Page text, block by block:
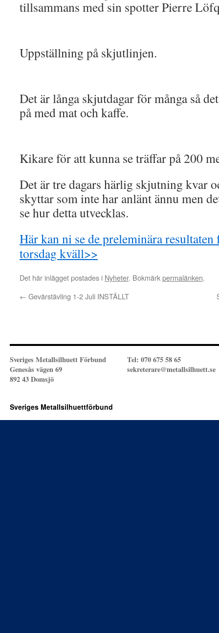
tillsammans med sin spotter Pierre
Uppställning på skjutlinjen.
Det är långa skjutdagar för många så
på med mat och kaffe.
Kikare för att kunna se träffar på 200
Det är tre dagars härlig skjutning kvar
skyttar som inte har anlänt ännu men
se hur detta utvecklas.
Här kan ni se de preleminära
torsdag kväll>>
Det här inlägget postades i Nyheter. Bokmärkpermalänken.
← Gevärstävling 1-2 Juli INSTÄLLT
Sveriges Metallsilhuett Förbund
Genesås vägen 69
892 43 Domsjö
Tel: 070 675 58 65
sekreterare@metallsilhuett.se
Sveriges Metallsilhuettförbund